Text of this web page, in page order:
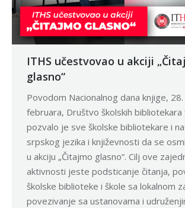
ITHS učestvovao u akciji
glasno“
Povodom Nacionalnog dana knjige, 28.
februara, Društvo školskih bibliotekara
pozvalo je sve školske bibliotekare i
srpskog jezika i književnosti da se
u akciju „Čitajmo glasno“. Cilj ove
aktivnosti jeste podsticanje čitanja,
školske biblioteke i škole sa lokalnom
povezivanje sa ustanovama i